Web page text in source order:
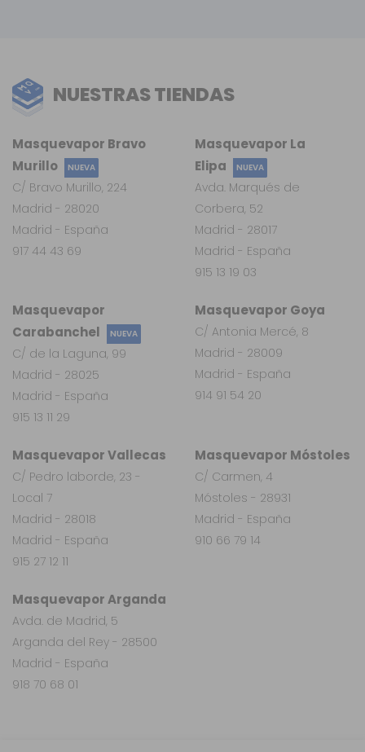
NUESTRAS TIENDAS
Masquevapor Arganda
Avda. de Madrid, 5
Arganda del Rey - 28500
Madrid - España
918 70 68 01
Masquevapor
Carabanchel
NUEVA
C/ de la Laguna, 99
Madrid - 28025
Madrid - España
915 13 11 29
Masquevapor Vallecas
C/ Pedro laborde, 23 -
Local 7
Madrid - 28018
Madrid - España
915 27 12 11
Masquevapor Móstoles
C/ Carmen, 4
Móstoles - 28931
Madrid - España
910 66 79 14
Masquevapor Goya
C/ Antonia Mercé, 8
Madrid - 28009
Madrid - España
914 91 54 20
Masquevapor La
Elipa
NUEVA
Avda. Marqués de
Corbera, 52
Madrid - 28017
Madrid - España
915 13 19 03
Masquevapor Bravo
Murillo
NUEVA
C/ Bravo Murillo, 224
Madrid - 28020
Madrid - España
917 44 43 69